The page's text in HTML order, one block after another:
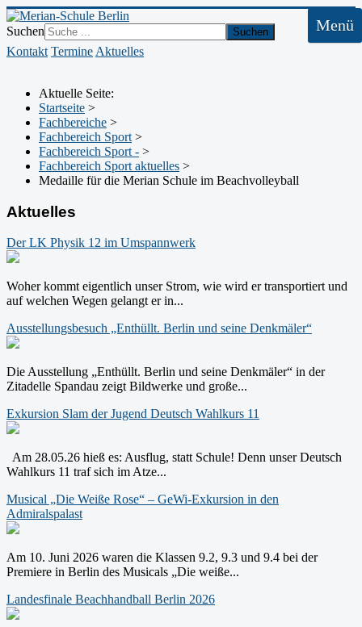
Suchen Suchen
Kontakt Termine Aktuelles
Menü
Aktuelle Seite:
Startseite >
Fachbereiche >
Fachbereich Sport >
Fachbereich Sport - >
Fachbereich Sport aktuelles >
Medaille für die Merian Schule im Beachvolleyball
Aktuelles
Der LK Physik 12 im Umspannwerk
Woher kommt eigentlich unser Strom, wie wird er transportiert und
auf welchen Wegen gelangt er in...
Ausstellungsbesuch „Enthüllt. Berlin und seine Denkmäler“
Die Ausstellung „Enthüllt. Berlin und seine Denkmäler“ in der
Zitadelle Spandau zeigt Bildwerke und große...
Exkursion Slam der Jugend Deutsch Wahlkurs 11
Am 28.05.26 hieß es: Ausflug, statt Schule! Denn unser Deutsch
Wahlkurs 11 traf sich im Atze...
Musical „Die Weiße Rose“ – GeWi-Exkursion in den
Admiralspalast
Am 10. Juni 2026 waren die Klassen 9.2, 9.3 und 9.4 bei der
Premiere in Berlin des Musicals „Die weiße...
Landesfinale Beachhandball Berlin 2026